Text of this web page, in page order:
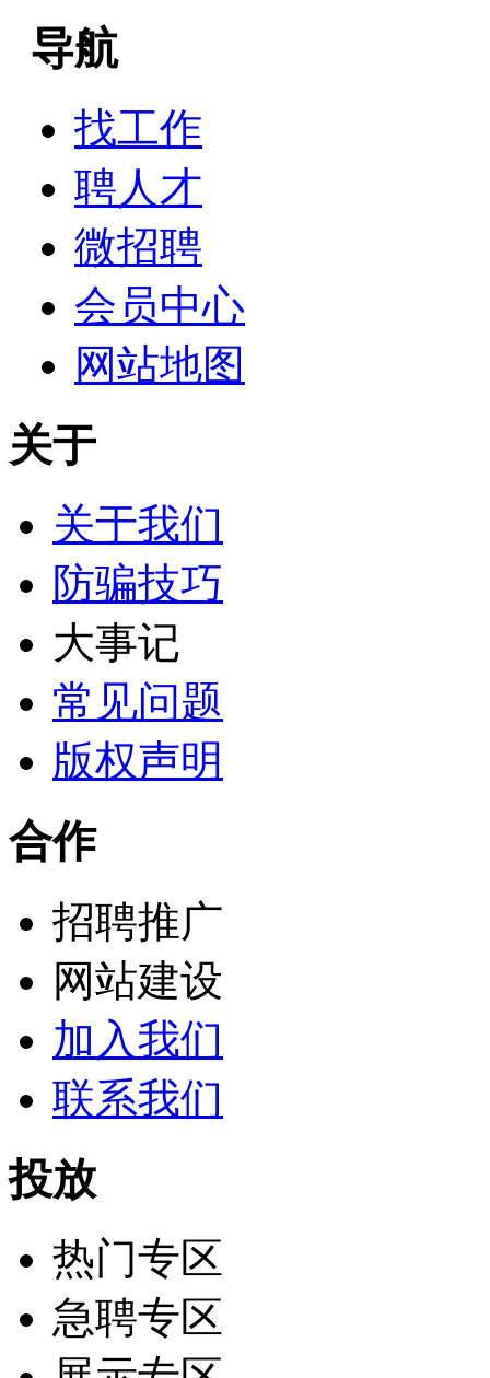
导航
找工作
聘人才
微招聘
会员中心
网站地图
关于
关于我们
防骗技巧
大事记
常见问题
版权声明
合作
招聘推广
网站建设
加入我们
联系我们
投放
热门专区
急聘专区